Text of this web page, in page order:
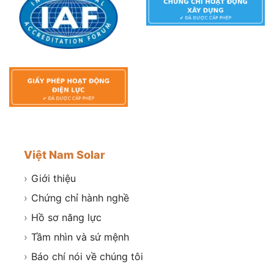
Việt Nam Solar
› Giới thiệu
› Chứng chỉ hành nghề
› Hồ sơ năng lực
› Tầm nhìn và sứ mệnh
› Báo chí nói về chúng tôi